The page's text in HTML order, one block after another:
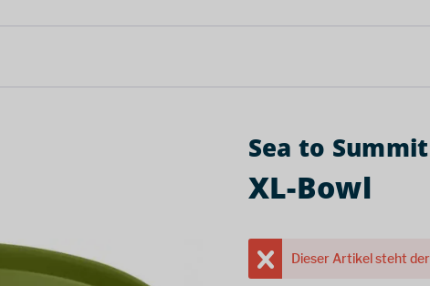
Sea to Summit
XL-Bowl
Dieser Artikel steht